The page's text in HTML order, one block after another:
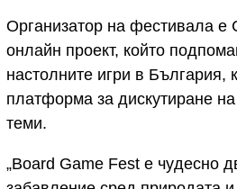
Организатор на фестивала е
онлайн проект, който
нacтoлните игpи в България,
платформа за дискутиране
тeми.
„Воаrd Gаmе Fеѕt e чyдecнo